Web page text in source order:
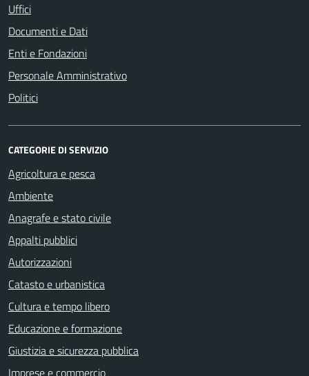
Uffici
Documenti e Dati
Enti e Fondazioni
Personale Amministrativo
Politici
CATEGORIE DI SERVIZIO
Agricoltura e pesca
Ambiente
Anagrafe e stato civile
Appalti pubblici
Autorizzazioni
Catasto e urbanistica
Cultura e tempo libero
Educazione e formazione
Giustizia e sicurezza pubblica
Imprese e commercio